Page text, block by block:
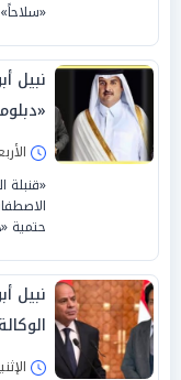
«سلاحاً»
نبيل
الأربعاء 29/
«قنبلة
حتمية
نبيل
و الإثنين 27/يوليو/